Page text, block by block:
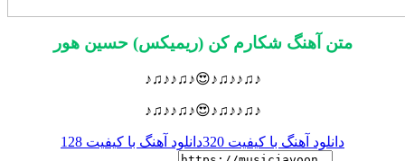
متن آهنگ شکارم کن (ریمیکس) حسین هور
♪♫♪♪♫♪😍♪♫♪♪♫♪
♪♫♪♪♫♪😍♪♫♪♪♫♪
دانلود آهنگ با کیفیت 320 دانلود آهنگ با کیفیت 128